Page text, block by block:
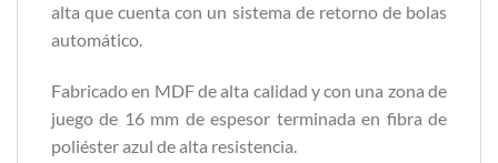
alta que cuenta con un sistema de retorno de bolas
automático.
Fabricado en MDF de alta calidad y con una zona de
juego de 16 mm de espesor terminada en fibra de
poliéster azul de alta resistencia.